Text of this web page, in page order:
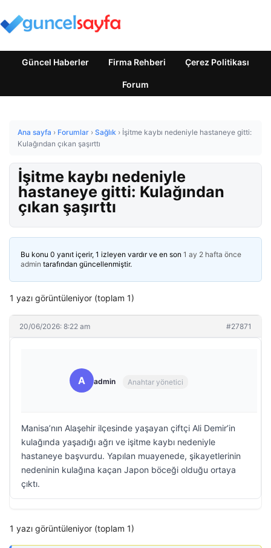
Güncel Haberler Firma Rehberi Çerez Politikası
Forum
Ana sayfa › Forumlar › Sağlık › İşitme kaybı nedeniyle hastaneye gitti:
Kulağından çıkan şaşırttı
İşitme kaybı nedeniyle
hastaneye gitti: Kulağından
çıkan şaşırttı
Bu konu 0 yanıt içerir, 1 izleyen vardır ve en son 1 ay 2 hafta önce
admin tarafından güncellenmiştir.
1 yazı görüntüleniyor (toplam 1)
20/06/2026: 8:22 am #27871
A admin Anahtar yönetici
Manisa’nın Alaşehir ilçesinde yaşayan çiftçi Ali Demir’in
kulağında yaşadığı ağrı ve işitme kaybı nedeniyle
hastaneye başvurdu. Yapılan muayenede, şikayetlerinin
nedeninin kulağına kaçan Japon böceği olduğu ortaya
çıktı.
1 yazı görüntüleniyor (toplam 1)